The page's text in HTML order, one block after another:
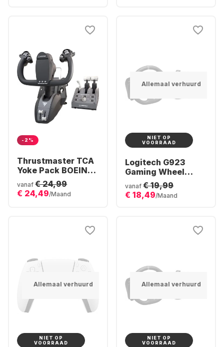
-2%
Thrustmaster TCA
Yoke Pack BOEING
Edition Joystick
vanaf € 24,99
€ 24,49/Maand
Allemaal verhuurd
NIET OP
VOORRAAD
Logitech G923
Gaming Wheel
(Playstation + PC)
vanaf € 19,99
€ 18,49/Maand
Allemaal verhuurd
NIET OP
VOORRAAD
Allemaal verhuurd
NIET OP
VOORRAAD